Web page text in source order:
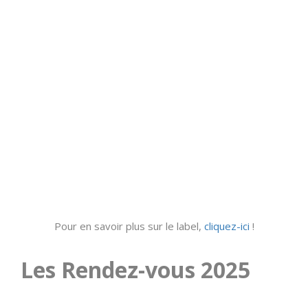
Pour en savoir plus sur le label, cliquez-ici !
Les Rendez-vous 2025